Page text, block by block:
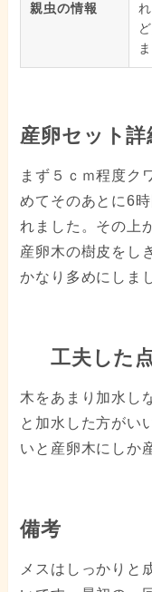
親虫の情報
産卵セット詳
まず５ｃｍ程度ク
めてそのあとに6
れました。その上
産卵木の樹皮をし
かなり多めにしま
工夫した
木をあまり加水し
と加水した方がい
いと産卵木にしか
備考
メスはしっかりと